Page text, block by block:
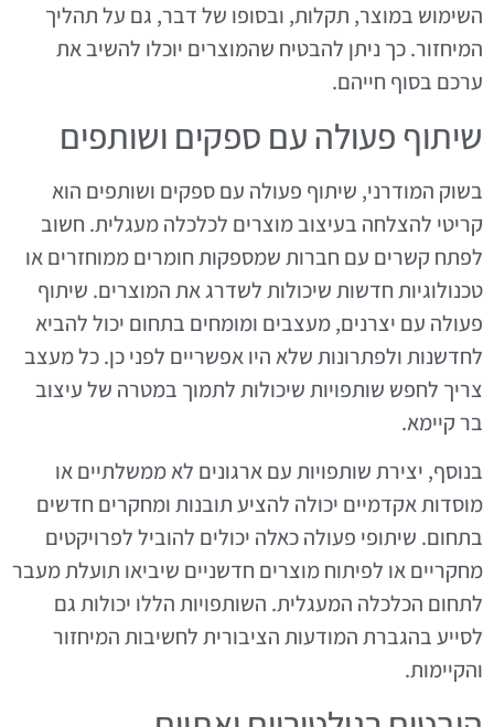
השימוש במוצר, תקלות, ובסופו של דבר, גם על תהליך
המיחזור. כך ניתן להבטיח שהמוצרים יוכלו להשיב את
ערכם בסוף חייהם.
שיתוף פעולה עם ספקים ושותפים
בשוק המודרני, שיתוף פעולה עם ספקים ושותפים הוא
קריטי להצלחה בעיצוב מוצרים לכלכלה מעגלית. חשוב
לפתח קשרים עם חברות שמספקות חומרים ממוחזרים או
טכנולוגיות חדשות שיכולות לשדרג את המוצרים. שיתוף
פעולה עם יצרנים, מעצבים ומומחים בתחום יכול להביא
לחדשנות ולפתרונות שלא היו אפשריים לפני כן. כל מעצב
צריך לחפש שותפויות שיכולות לתמוך במטרה של עיצוב
בר קיימא.
בנוסף, יצירת שותפויות עם ארגונים לא ממשלתיים או
מוסדות אקדמיים יכולה להציע תובנות ומחקרים חדשים
בתחום. שיתופי פעולה כאלה יכולים להוביל לפרויקטים
מחקריים או לפיתוח מוצרים חדשניים שיביאו תועלת מעבר
לתחום הכלכלה המעגלית. השותפויות הללו יכולות גם
לסייע בהגברת המודעות הציבורית לחשיבות המיחזור
והקיימות.